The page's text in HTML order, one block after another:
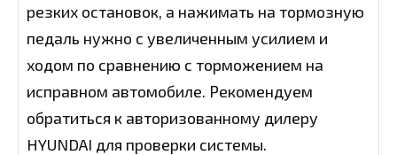
резких остановок, а нажимать на тормозную
педаль нужно с увеличенным усилием и
ходом по сравнению с торможением на
исправном автомобиле. Рекомендуем
обратиться к авторизованному дилеру
HYUNDAI для проверки системы.